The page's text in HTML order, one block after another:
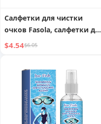
Салфетки для чистки
очков Fasola, салфетки для
линз камер и экранов,
специальная бумага для
протирки линз
$4.54$6.05